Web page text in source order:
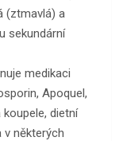
(ztmavlá) a
sekundární
medikaci
Apoquel,
dietní
v některých